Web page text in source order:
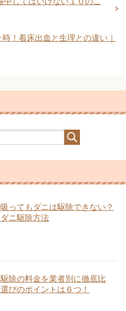
！着床出血と生理との違い｜
ってもダニは駆除できない？
ニ駆除方法
除の料金を業者別に徹底比
びのポイントは６つ！